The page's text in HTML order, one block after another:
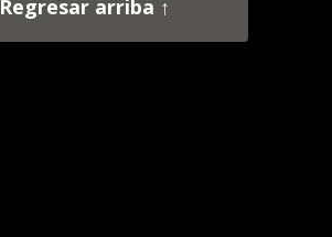
Regresar arriba ↑